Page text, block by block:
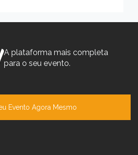
A plataforma mais completa
para o seu evento.
Evento Agora Mesmo